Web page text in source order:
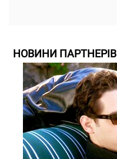
НОВИНИ ПАРТНЕРІВ